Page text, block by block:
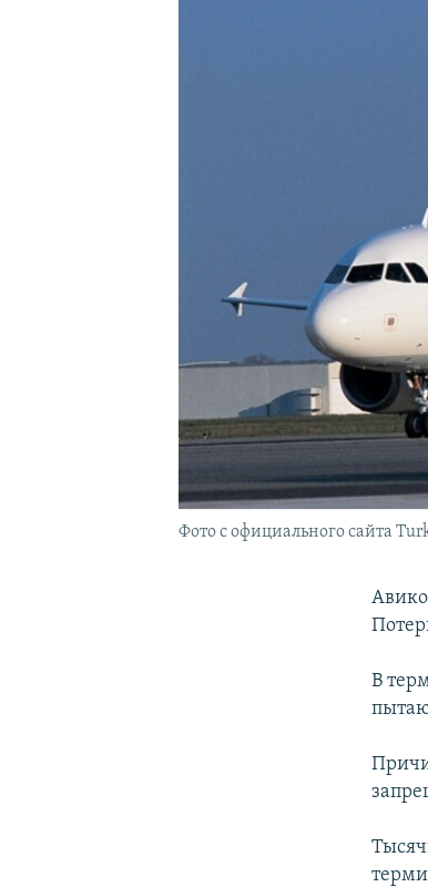
Фото с официального сайта
В